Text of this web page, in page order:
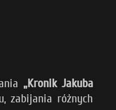
„Kronik Jakuba
zabijania różnych